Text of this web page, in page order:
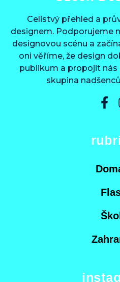
Celistvý přehled a
designem. Podporujeme
designovou scénu a
oni věříme, že design
publikum a propojit nás
skupina